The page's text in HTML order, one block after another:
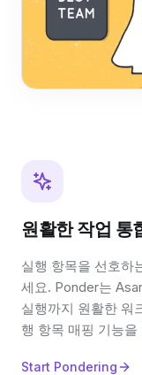
원활한 작업 통
실행 항목을 선호하
세요. Ponder는
실행까지 원활한 워
행 항목 매핑 기능
Start Pondering